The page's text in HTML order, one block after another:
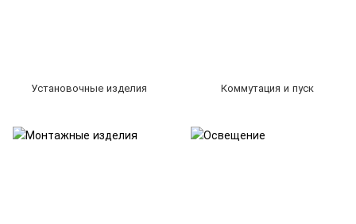
Установочные изделия Коммутация и пуск